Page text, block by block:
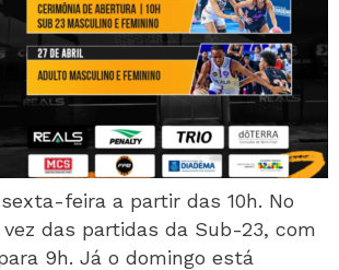
feira a partir das 10h. No
das partidas da Sub-23, com
9h. Já o domingo está